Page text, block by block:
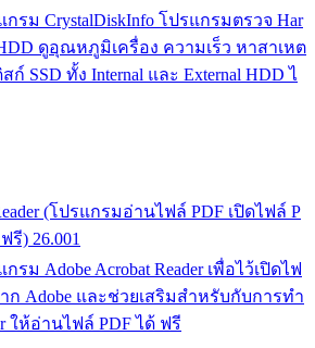
รม CrystalDiskInfo โปรแกรมตรวจ Har
ดูอุณหภูมิเครื่อง ความเร็ว หาสาเหต
SSD ทั้ง Internal และ External HDD ไ
(โปรแกรมอ่านไฟล์ PDF เปิดไฟล์ P
รี) 26.001
ม Adobe Acrobat Reader เพื่อไว้เปิดไฟ
ก Adobe และช่วยเสริมสำหรับกับการทำ
ให้อ่านไฟล์ PDF ได้ ฟรี